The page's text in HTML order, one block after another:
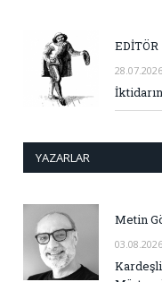
EDİTÖR
28.07.2026
YAZARLAR
Metin
03.08.2026